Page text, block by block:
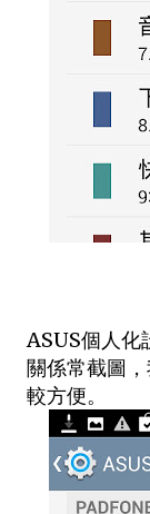
ASUS個人化
關係常截圖
較方便。